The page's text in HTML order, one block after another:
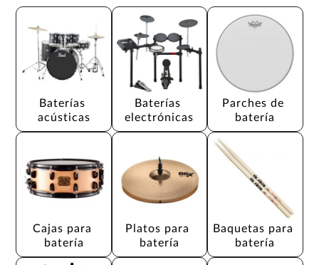
Baterías
acústicas
Baterías
electrónicas
Parches de
batería
Cajas para
batería
Platos para
batería
Baquetas para
batería